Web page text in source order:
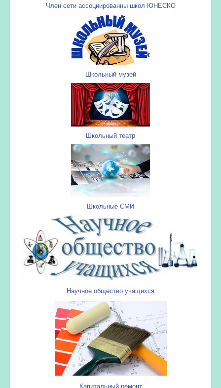
Член сети ассоциированны школ ЮНЕСКО
Школьный музей
Школьный театр
Школьные СМИ
Научное общество учащихся
Капитальный ремонт